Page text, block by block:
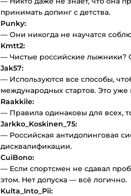
принимать допинг с детства.
Punky:
— Они никогда не научатся
Kmtt2:
— Чистые российские лыжники?
Jak57:
— Используются все способы,
международных стартов. Это
Raakkile:
— Правила одинаковы для всех,
Jarkko_Koskinen_75:
— Российская антидопинговая
дисквалификации.
CuiBono:
— Если спортсмен не сдавал
этом. Нет допуска — всё логично.
Kulta_Into_Pii: